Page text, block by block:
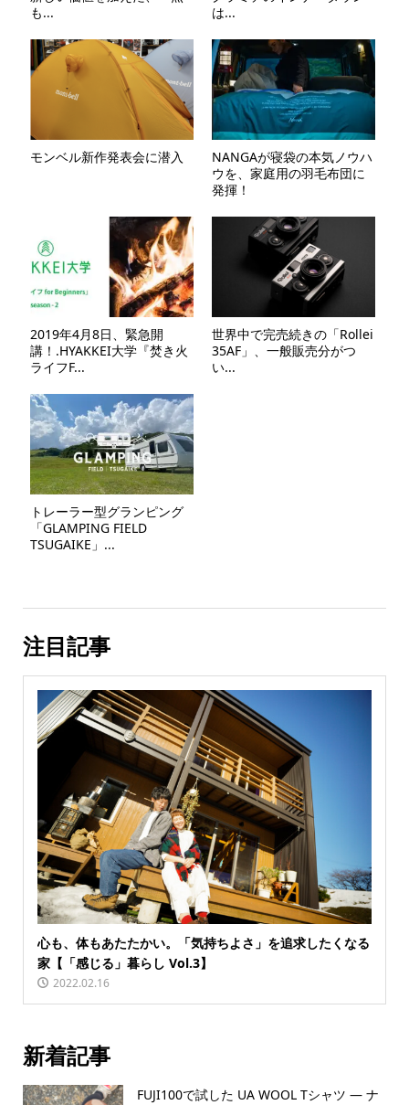
も...
は...
モンベル新作発表会に潜入
NANGAが寝袋の本気ノウハ
ウを、家庭用の羽毛布団に
発揮！
2019年4月8日、緊急開
講！.HYAKKEI大学『焚き火
ライフF...
世界中で完売続きの「Rollei
35AF」、一般販売分がつ
い...
トレーラー型グランピング
「GLAMPING FIELD
TSUGAIKE」...
注目記事
心も、体もあたたかい。「気持ちよさ」を追求したくなる
家【「感じる」暮らし Vol.3】
2022.02.16
新着記事
FUJI100で試した UA WOOL Tシャツ — ナ